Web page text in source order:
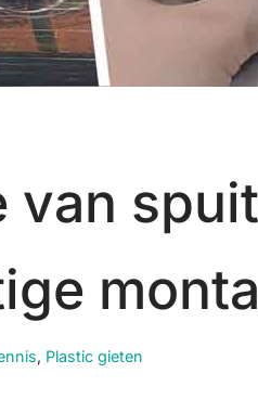
van
, Plastic gieten